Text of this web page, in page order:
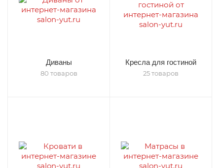
Диваны
80 товаров
Кресла для гостиной
25 товаров